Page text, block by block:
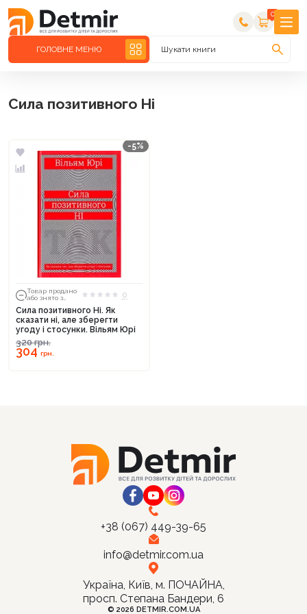
0
ГОЛОВНЕ МЕНЮ Шукати книги
Сила позитивного Ні
-5%
Товар продано
або знято з
0
Сила позитивного Ні. Як
сказати ні, але зберегти
угоду і стосунки. Вільям Юрі
320грн.
304грн.
+38 (067) 449-39-65
info@detmir.com.ua
Україна, Київ, м. ПОЧАЙНА,
просп. Степана Бандери, 6
© 2026 DETMIR.COM.UA